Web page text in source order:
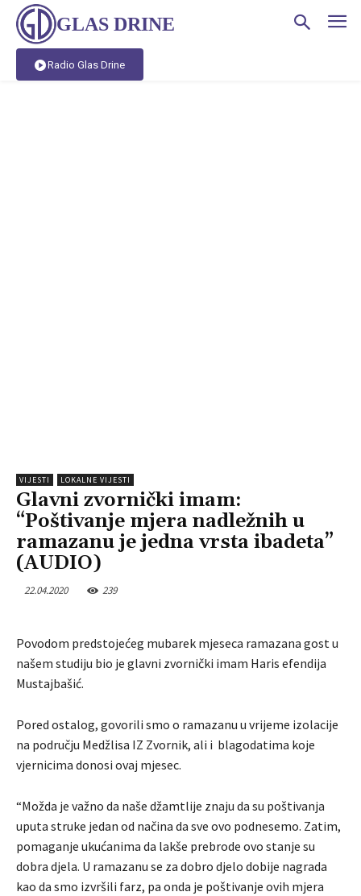
GLAS DRINE
Radio Glas Drine
VIJESTI LOKALNE VIJESTI
Glavni zvornički imam:
“Poštivanje mjera nadležnih u
ramazanu je jedna vrsta ibadeta”
(AUDIO)
22.04.2020 239
Povodom predstojećeg mubarek mjeseca ramazana gost u
našem studiju bio je glavni zvornički imam Haris efendija
Mustajbašić.
Pored ostalog, govorili smo o ramazanu u vrijeme izolacije
na području Medžlisa IZ Zvornik, ali i blagodatima koje
vjernicima donosi ovaj mjesec.
“Možda je važno da naše džamtlije znaju da su poštivanja
uputa struke jedan od načina da sve ovo podnesemo. Zatim,
pomaganje ukućanima da lakše prebrode ovo stanje su
dobra djela. U ramazanu se za dobro djelo dobije nagrada
kao da smo izvršili farz, pa onda je poštivanje ovih mjera